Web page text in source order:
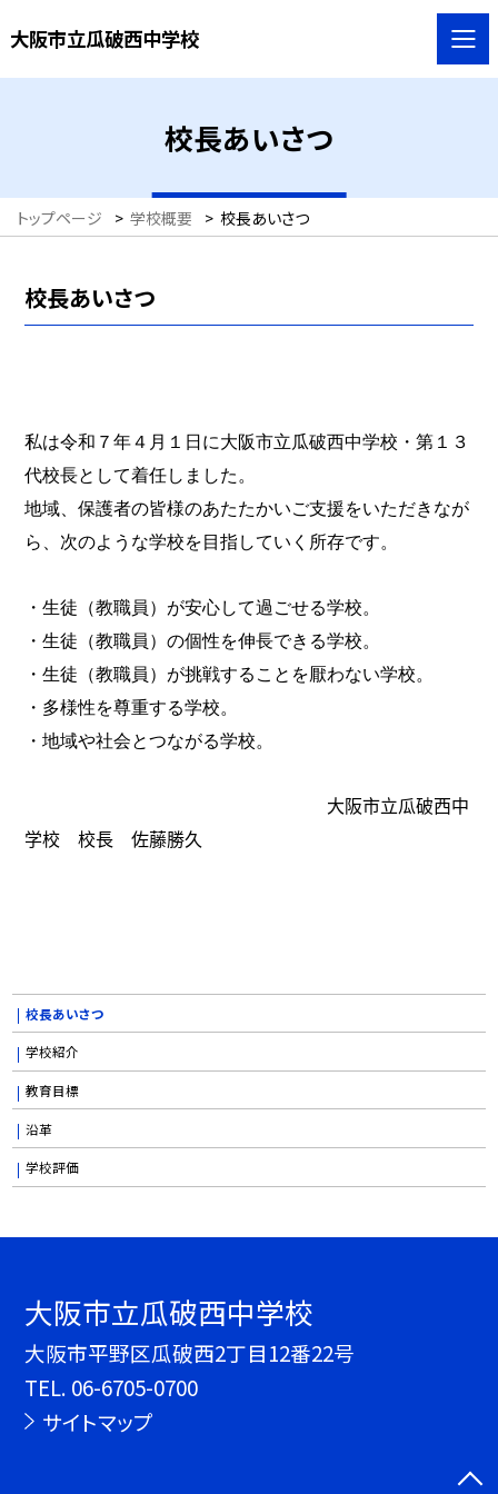
大阪市立瓜破西中学校
校長あいさつ
トップページ > 学校概要 > 校長あいさつ
校長あいさつ
私は令和７年４月１日に大阪市立瓜破西中学校・第１３
代校長として着任しました。
地域、保護者の皆様のあたたかいご支援をいただきなが
ら、次のような学校を目指していく所存です。
・生徒（教職員）が安心して過ごせる学校。
・生徒（教職員）の個性を伸長できる学校。
・生徒（教職員）が挑戦することを厭わない学校。
・多様性を尊重する学校。
・地域や社会とつながる学校。
大阪市立瓜破西中
学校 校長 佐藤勝久
校長あいさつ
学校紹介
教育目標
沿革
学校評価
大阪市立瓜破西中学校
大阪市平野区瓜破西2丁目12番22号
TEL. 06-6705-0700
サイトマップ